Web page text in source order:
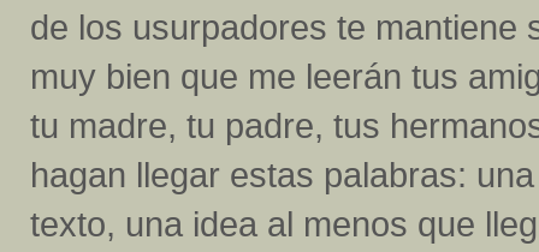
de los usurpadores te mantiene
muy bien que me leerán tus
tu madre, tu padre, tus
hagan llegar estas palabras:
texto, una idea al menos que